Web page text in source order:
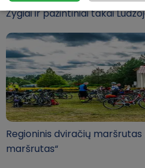
Žygiai ir pažintiniai takai
Regioninis dviračių maršrutas
maršrutas“